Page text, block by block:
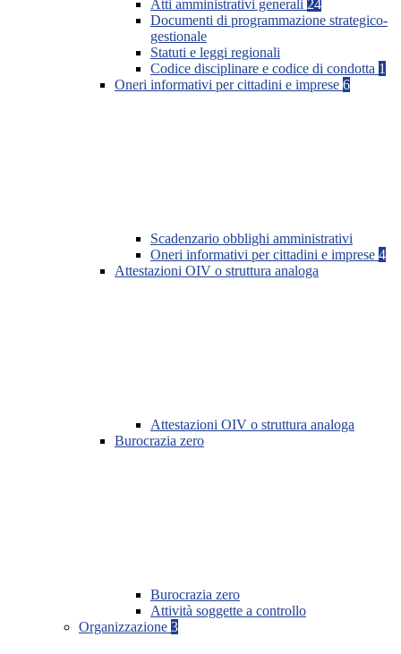
Atti amministrativi generali 24
Documenti di programmazione strategico-
gestionale
Statuti e leggi regionali
Codice disciplinare e codice di condotta 1
Oneri informativi per cittadini e imprese 6
Scadenzario obblighi amministrativi
Oneri informativi per cittadini e imprese 4
Attestazioni OIV o struttura analoga
Attestazioni OIV o struttura analoga
Burocrazia zero
Burocrazia zero
Attività soggette a controllo
Organizzazione 3